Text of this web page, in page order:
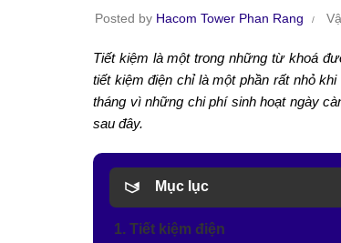
Posted by Hacom Tower Phan Rang
Tiết kiệm là một trong những từ khoá
tiết kiệm điện chỉ là một phần rất nhỏ
tháng vì những chi phí sinh hoạt ngày
sau đây.
Mục lục
1. Tiết kiệm điện